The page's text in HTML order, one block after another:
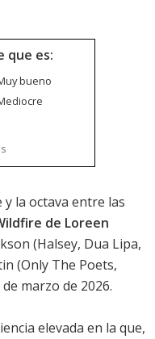
que es:
bueno
la octava entre las
de Loreen
(Halsey, Dua Lipa,
(Only The Poets,
marzo de 2026.
elevada en la que,